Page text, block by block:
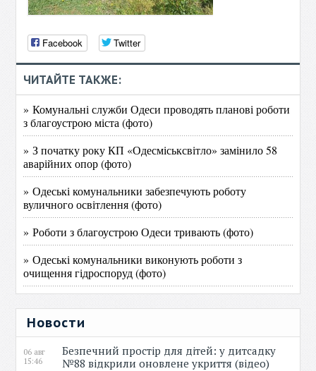
Facebook Twitter
ЧИТАЙТЕ ТАКЖЕ:
» Комунальні служби Одеси проводять планові роботи
з благоустрою міста (фото)
» З початку року КП «Одесміськсвітло» замінило 58
аварійних опор (фото)
» Одеські комунальники забезпечують роботу
вуличного освітлення (фото)
» Роботи з благоустрою Одеси тривають (фото)
» Одеські комунальники виконують роботи з
очищення гідроспоруд (фото)
Новости
06 авг
15:46
Безпечний простір для дітей: у дитсадку
№88 відкрили оновлене укриття (відео)